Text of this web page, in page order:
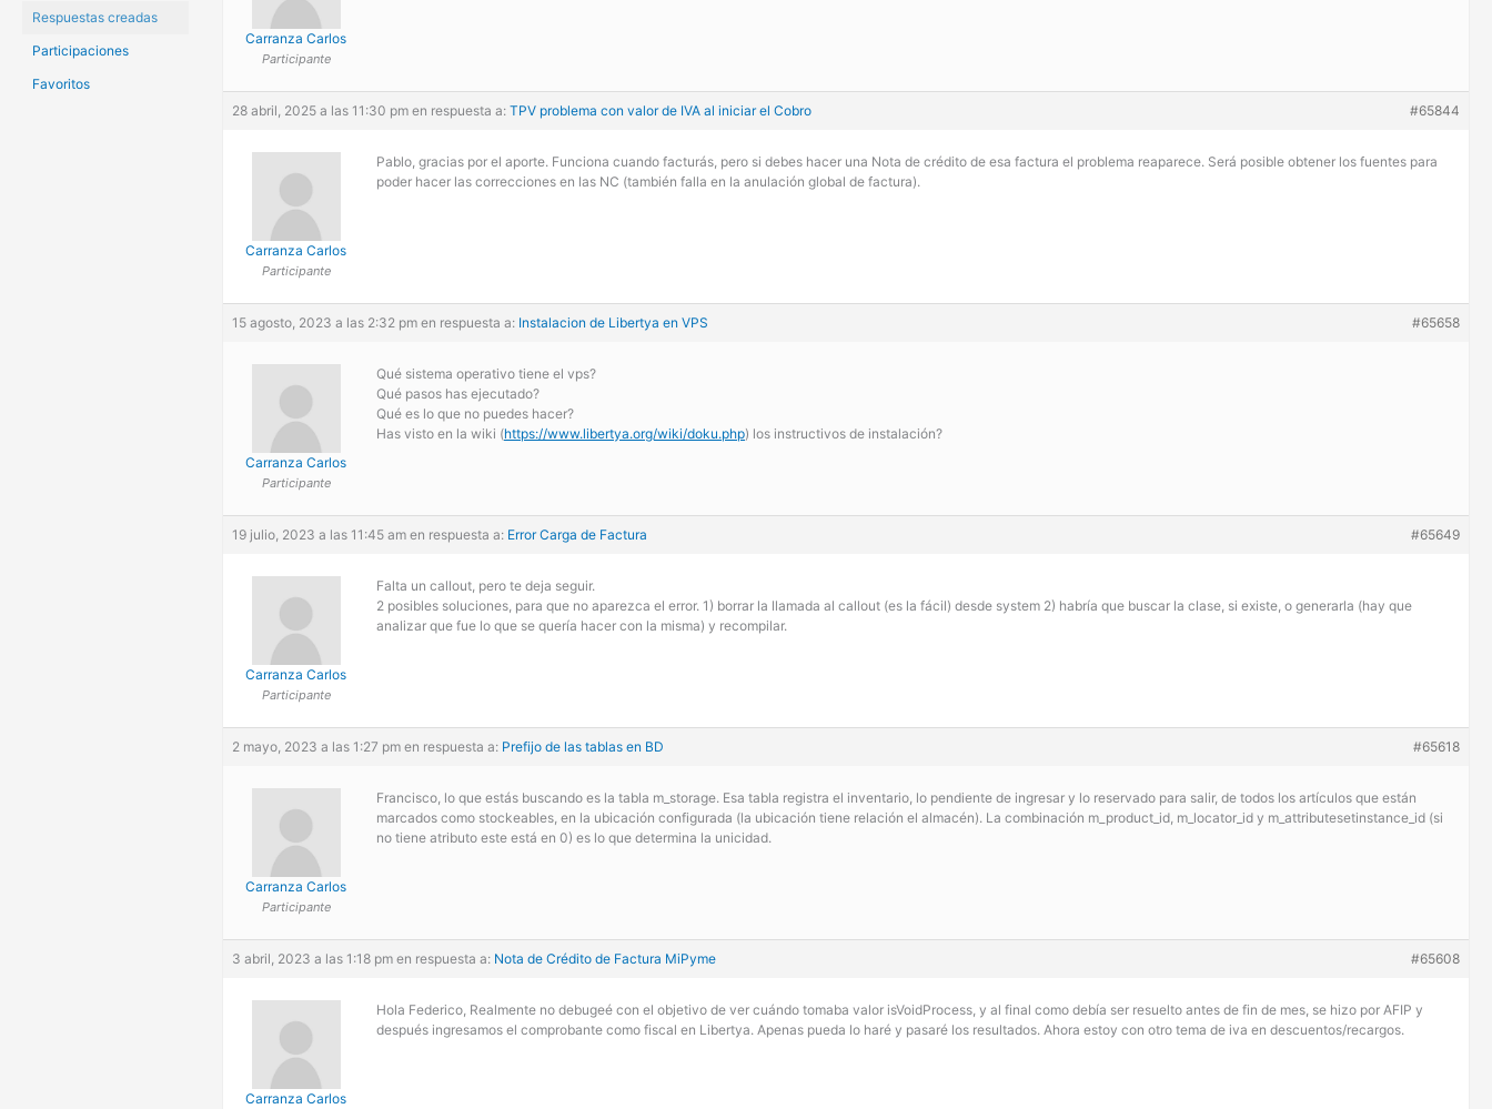
Respuestas creadas
Participaciones
Favoritos
Carranza Carlos
Participante
28 abril, 2025 a las 11:30 pm en respuesta a: TPV problema con valor de IVA al iniciar el Cobro #65844
Carranza Carlos
Participante
Pablo, gracias por el aporte. Funciona cuando facturás, pero si debes hacer una Nota de crédito de esa factura el problema reaparece. Será posible obtener los fuentes para
poder hacer las correcciones en las NC (también falla en la anulación global de factura).
15 agosto, 2023 a las 2:32 pm en respuesta a: Instalacion de Libertya en VPS #65658
Carranza Carlos
Participante
Qué sistema operativo tiene el vps?
Qué pasos has ejecutado?
Qué es lo que no puedes hacer?
Has visto en la wiki (https://www.libertya.org/wiki/doku.php) los instructivos de instalación?
19 julio, 2023 a las 11:45 am en respuesta a: Error Carga de Factura #65649
Carranza Carlos
Participante
Falta un callout, pero te deja seguir.
2 posibles soluciones, para que no aparezca el error. 1) borrar la llamada al callout (es la fácil) desde system 2) habría que buscar la clase, si existe, o generarla (hay que
analizar que fue lo que se quería hacer con la misma) y recompilar.
2 mayo, 2023 a las 1:27 pm en respuesta a: Prefijo de las tablas en BD #65618
Carranza Carlos
Participante
Francisco, lo que estás buscando es la tabla m_storage. Esa tabla registra el inventario, lo pendiente de ingresar y lo reservado para salir, de todos los artículos que están
marcados como stockeables, en la ubicación configurada (la ubicación tiene relación el almacén). La combinación m_product_id, m_locator_id y m_attributesetinstance_id (si
no tiene atributo este está en 0) es lo que determina la unicidad.
3 abril, 2023 a las 1:18 pm en respuesta a: Nota de Crédito de Factura MiPyme #65608
Carranza Carlos
Hola Federico, Realmente no debugeé con el objetivo de ver cuándo tomaba valor isVoidProcess, y al final como debía ser resuelto antes de fin de mes, se hizo por AFIP y
después ingresamos el comprobante como fiscal en Libertya. Apenas pueda lo haré y pasaré los resultados. Ahora estoy con otro tema de iva en descuentos/recargos.